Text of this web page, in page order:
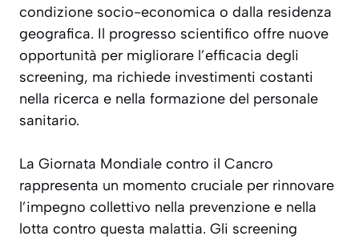
condizione socio-economica o dalla residenza
geografica. Il progresso scientifico offre nuove
opportunità per migliorare l’efficacia degli
screening, ma richiede investimenti costanti
nella ricerca e nella formazione del personale
sanitario.
La Giornata Mondiale contro il Cancro
rappresenta un momento cruciale per rinnovare
l’impegno collettivo nella prevenzione e nella
lotta contro questa malattia. Gli screening